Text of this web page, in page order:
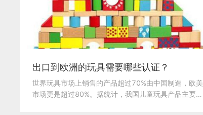
出口到欧洲的玩具需要哪些认证？
世界玩具市场上销售的产品超过70%由中国制造，欧美
市场更是超过80%。据统计，我国儿童玩具产品主要的